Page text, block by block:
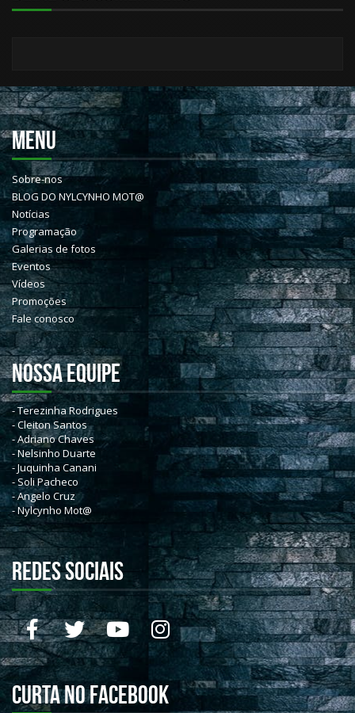
MENU
Sobre-nos
BLOG DO NYLCYNHO MOT@
Notícias
Programação
Galerias de fotos
Eventos
Vídeos
Promoções
Fale conosco
NOSSA EQUIPE
- Terezinha Rodrigues
- Cleiton Santos
- Adriano Chaves
- Nelsinho Duarte
- Juquinha Canani
- Soli Pacheco
- Angelo Cruz
- Nylcynho Mot@
REDES SOCIAIS
Curta no Facebook